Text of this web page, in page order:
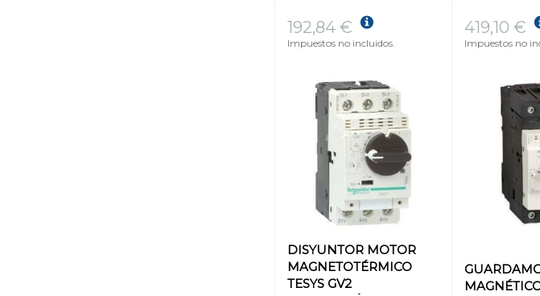
DISYUNTOR MOTOR
MAGNETOTÉRMICO
TESYS GV2
192,84 €
Impuestos no incluidos.
419,10 €
Impuestos no